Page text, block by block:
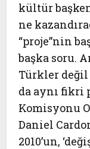
kültür
ne
“proje”nin
başka soru.
Türkler
da aynı fikri
Komisyonu
Daniel
2010’un,